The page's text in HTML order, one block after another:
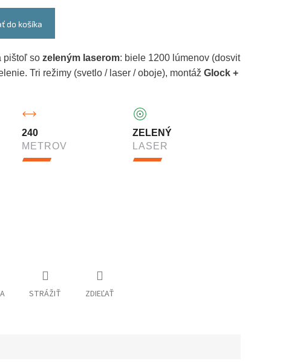
do košíka
pištoľ so zeleným laserom: biele 1200 lúmenov (dosvit
Tri režimy (svetlo / laser / oboje), montáž Glock +
240
METROV
ZELENÝ
LASER
STRÁŽIŤ ZDIEĽAŤ